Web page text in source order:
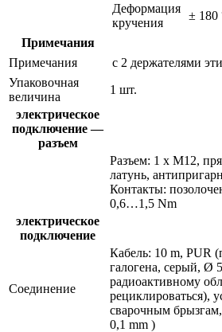
Деформация
кручения
± 180
Примечания
Примечания
с 2 держателями
Упаковочная
величина
1 шт.
электрическое
подключение —
разъем
Разъем: 1 x M12,
латунь,
Контакты:
0,6…1,5 Nm
электрическое
подключение
Соединение
Кабель: 10 m, PUR
галогена, серый, Ø
радиоактивному
рециклироваться),
сварочным
0,1 mm )